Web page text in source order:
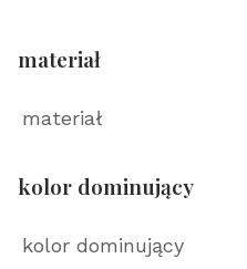
materiał
materiał
kolor dominujący
kolor dominujący